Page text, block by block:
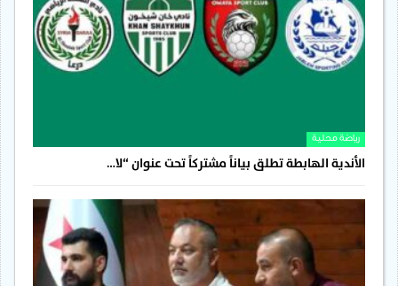
رياضة محلية
الأندية الهابطة تطلق بياناً مشتركاً تحت عنوان “لا…